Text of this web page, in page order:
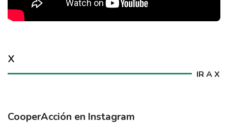
X
IR A X
CooperAcción en Instagram